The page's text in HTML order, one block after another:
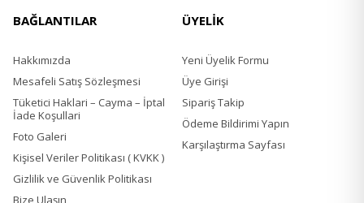
BAĞLANTILAR
Hakkımızda
Mesafeli Satış Sözleşmesi
Tüketici Haklari – Cayma – İptal
İade Koşullari
Foto Galeri
Kişisel Veriler Politikası ( KVKK )
Gizlilik ve Güvenlik Politikası
Bize Ulaşın
ÜYELİK
Yeni Üyelik Formu
Üye Girişi
Sipariş Takip
Ödeme Bildirimi Yapın
Karşılaştırma Sayfası